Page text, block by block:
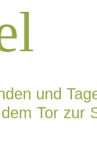
und
Tor zur